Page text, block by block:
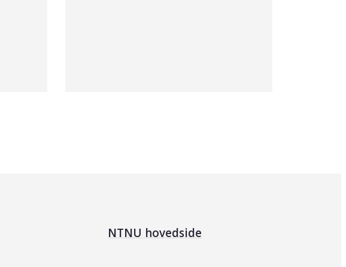
NTNU hovedside